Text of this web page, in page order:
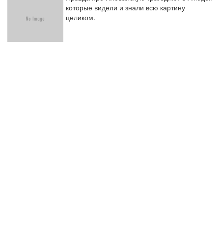
которые видели и знали всю картину
целиком.